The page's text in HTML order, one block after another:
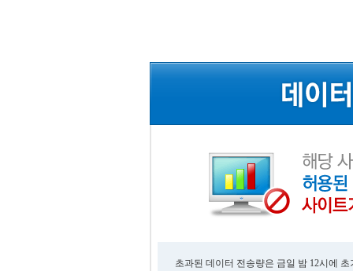
초과된 데이터 전송량은 금일 밤 12시에